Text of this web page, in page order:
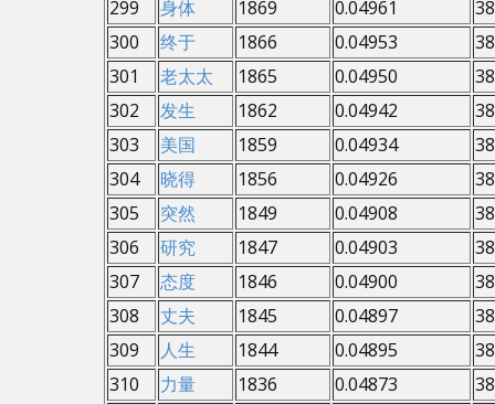
299
身体 1869 0.04961
300
终于 1866 0.04953
301
老太太 1865 0.04950
302
发生 1862 0.04942
303
美国 1859 0.04934
304
晓得 1856 0.04926
305
突然 1849 0.04908
306
研究 1847 0.04903
307
态度 1846 0.04900
308
丈夫 1845 0.04897
309
人生 1844 0.04895
310
力量 1836 0.04873